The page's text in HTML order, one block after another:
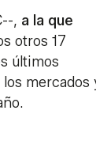
, a la que
otros 17
últimos
mercados